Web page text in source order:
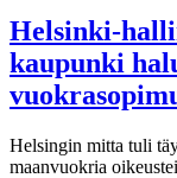
Helsinki-
kaupunki
Helsingin mitta tuli
maanvuokria